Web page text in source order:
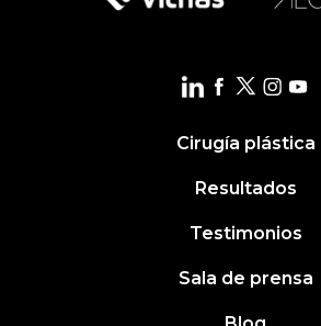
Cirugía plástica
Resultados
Testimonios
Sala de prensa